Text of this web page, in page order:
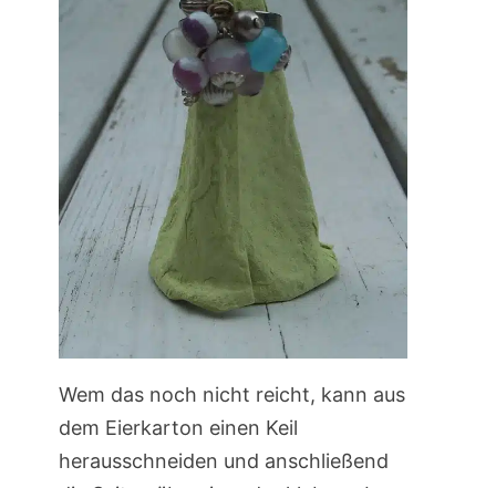
Wem das noch nicht reicht, kann aus
dem Eierkarton einen Keil
herausschneiden und anschließend